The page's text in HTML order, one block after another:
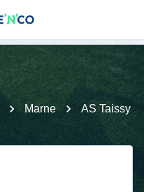
Marne
AS Taissy